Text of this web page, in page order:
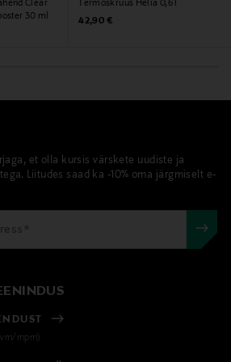
võetav, take away
Clear
30 ml
Termoskruus Helia 0,6 l
Original Price
42,90 €
et olla kursis värskete uudiste ja
Liitudes saad ka -10% oma järgmiselt e-
mpm)